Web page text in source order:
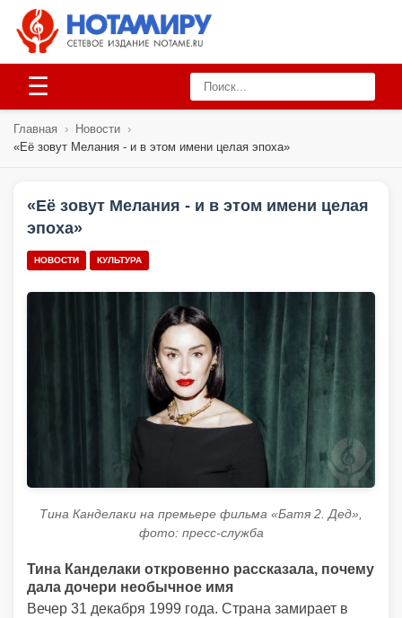
☰
Главная › Новости ›
«Её зовут Мелания - и в этом имени целая эпоха»
«Её зовут Мелания - и в этом имени целая
эпоха»
НОВОСТИ КУЛЬТУРА
Тина Канделаки на премьере фильма «Батя 2. Дед»,
фото: пресс-служба
Тина Канделаки откровенно рассказала, почему
дала дочери необычное имя
Вечер 31 декабря 1999 года. Страна замирает в